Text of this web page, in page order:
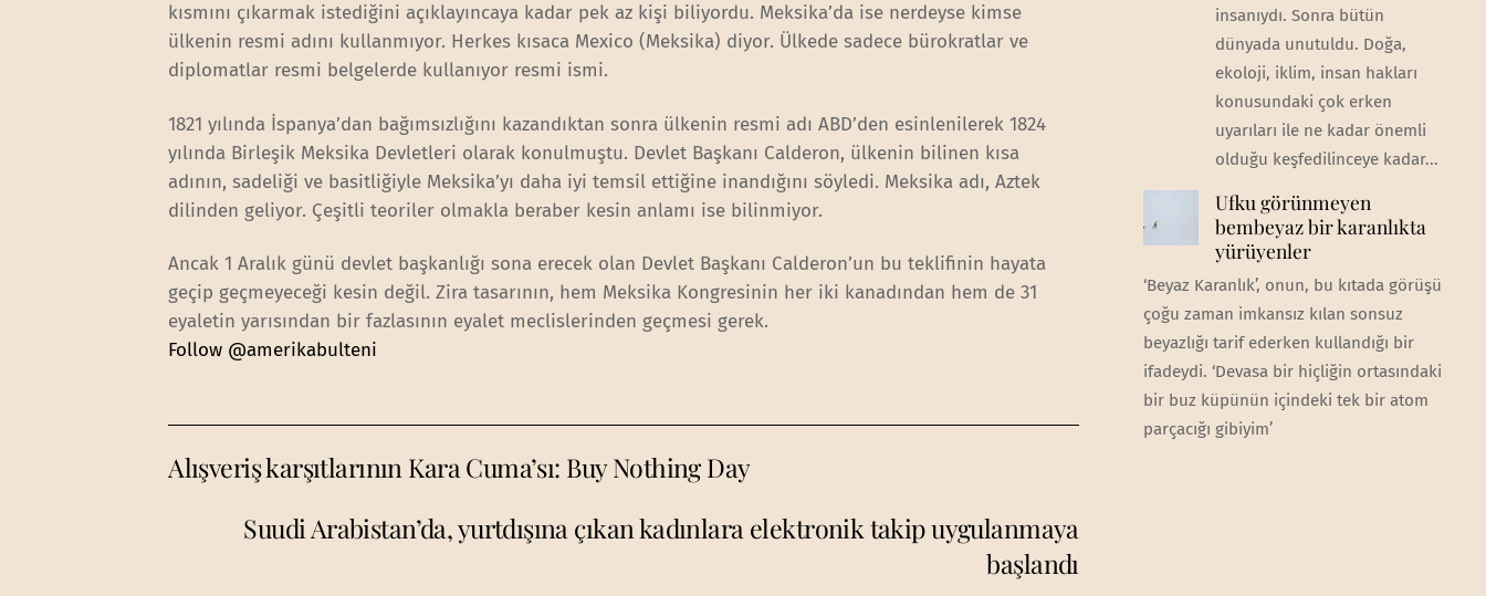
kısmını çıkarmak istediğini açıklayıncaya kadar pek az kişi biliyordu. Meksika’da ise nerdeyse kimse
ülkenin resmi adını kullanmıyor. Herkes kısaca Mexico (Meksika) diyor. Ülkede sadece bürokratlar ve
diplomatlar resmi belgelerde kullanıyor resmi ismi.
1821 yılında İspanya’dan bağımsızlığını kazandıktan sonra ülkenin resmi adı ABD’den esinlenilerek 1824
yılında Birleşik Meksika Devletleri olarak konulmuştu. Devlet Başkanı Calderon, ülkenin bilinen kısa
adının, sadeliği ve basitliğiyle Meksika’yı daha iyi temsil ettiğine inandığını söyledi. Meksika adı, Aztek
dilinden geliyor. Çeşitli teoriler olmakla beraber kesin anlamı ise bilinmiyor.
Ancak 1 Aralık günü devlet başkanlığı sona erecek olan Devlet Başkanı Calderon’un bu teklifinin hayata
geçip geçmeyeceği kesin değil. Zira tasarının, hem Meksika Kongresinin her iki kanadından hem de 31
eyaletin yarısından bir fazlasının eyalet meclislerinden geçmesi gerek.
Follow @amerikabulteni
Alışveriş karşıtlarının Kara Cuma’sı: Buy Nothing Day
Suudi Arabistan’da, yurtdışına çıkan kadınlara elektronik takip uygulanmaya
başlandı
insanıydı. Sonra bütün
dünyada unutuldu. Doğa,
ekoloji, iklim, insan hakları
konusundaki çok erken
uyarıları ile ne kadar önemli
olduğu keşfedilinceye kadar...
Ufku görünmeyen
bembeyaz bir karanlıkta
yürüyenler
‘Beyaz Karanlık’, onun, bu kıtada görüşü
çoğu zaman imkansız kılan sonsuz
beyazlığı tarif ederken kullandığı bir
ifadeydi. ‘Devasa bir hiçliğin ortasındaki
bir buz küpünün içindeki tek bir atom
parçacığı gibiyim’